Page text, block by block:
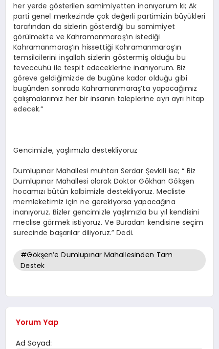
her yerde gösterilen samimiyetten inanıyorum ki; Ak
parti genel merkezinde çok değerli partimizin büyükleri
tarafından da sizlerin gösterdiği bu samimiyet
görülmekte ve Kahramanmaraş’ın istediği
Kahramanmaraş’ın hissettiği Kahramanmaraş’ın
temsilcilerini inşallah sizlerin göstermiş olduğu bu
teveccühü ile tespit edeceklerine inanıyorum. Biz
göreve geldiğimizde de bugüne kadar olduğu gibi
bugünden sonrada Kahramanmaraş’ta yapacağımız
çalışmalarımız her bir insanın taleplerine ayrı ayrı hitap
edecek.”
Gencimizle, yaşlımızla destekliyoruz
Dumlupınar Mahallesi muhtarı Serdar Şevkili ise; “ Biz
Dumlupınar Mahallesi olarak Doktor Gökhan Gökşen
hocamızı bütün kalbimizle destekliyoruz. Mecliste
memleketimiz için ne gerekiyorsa yapacağına
inanıyoruz. Bizler gencimizle yaşlımızla bu yıl kendisini
meclise görmek istiyoruz. Ve Buradan kendisine seçim
sürecinde başarılar diliyoruz.” Dedi.
#Gökşen’e Dumlupınar Mahallesinden Tam
Destek
Yorum Yap
Ad Soyad: